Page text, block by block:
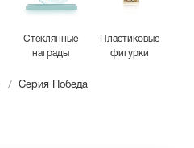
Стеклянные
награды
Пластиковые
фигурки
Серия Победа